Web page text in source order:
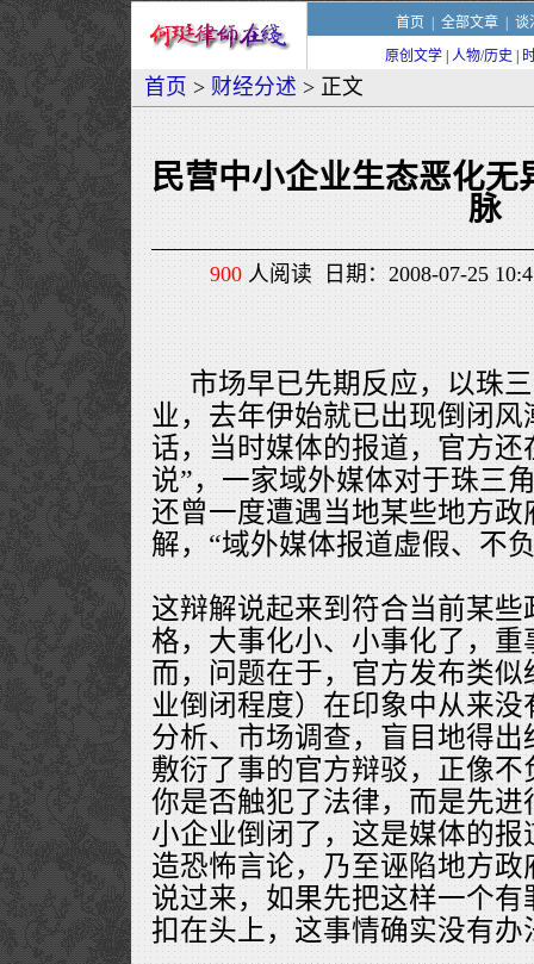
首页 全部文章| 谈
原创文学 人物/历史
首页 > 财经分述 > 正文
民营中小企业生态恶化无
脉
900人阅读 日期：2008-07-25
市场早已先期反应，以珠
业，去年伊始就已出现倒闭
话，当时媒体的报道，官方还
说”，一家域外媒体对于珠三
还曾一度遭遇当地某些地方
解，“域外媒体报道虚假、不
这辩解说起来到符合当前某
格，大事化小、小事化了，
而，问题在于，官方发布类
业倒闭程度）在印象中从来
分析、市场调查，盲目地得
敷衍了事的官方辩驳，正像
你是否触犯了法律，而是先
小企业倒闭了，这是媒体的
造恐怖言论，乃至诬陷地方
说过来，如果先把这样一个有
扣在头上，这事情确实没有